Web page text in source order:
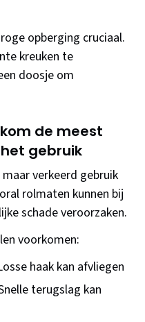
opberging cruciaal.
kreuken te
doosje om
de meest
gebruik
verkeerd gebruik
rolmaten kunnen bij
schade veroorzaken.
voorkomen:
haak kan afvliegen
terugslag kan